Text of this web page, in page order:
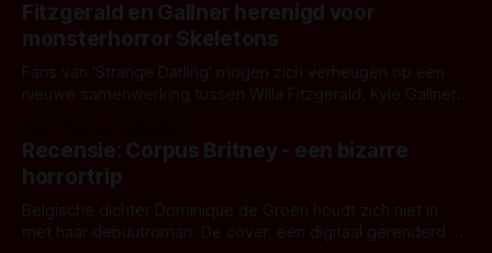
het het al raden?)... de weerwolf. Kijk je mee?
Fitzgerald en Gallner herenigd voor
monsterhorror Skeletons
Fans van 'Strange Darling' mogen zich verheugen op een
nieuwe samenwerking tussen Willa Fitzgerald, Kyle Gallner
'Skeletons', een nieuwe creature feature waarvoor de
opnames zijn gestart in Australië.
Recensie: Corpus Britney - een bizarre
horrortrip
Belgische dichter Dominique de Groen houdt zich niet in
met haar debuutroman. De cover, een digitaal gerenderd en